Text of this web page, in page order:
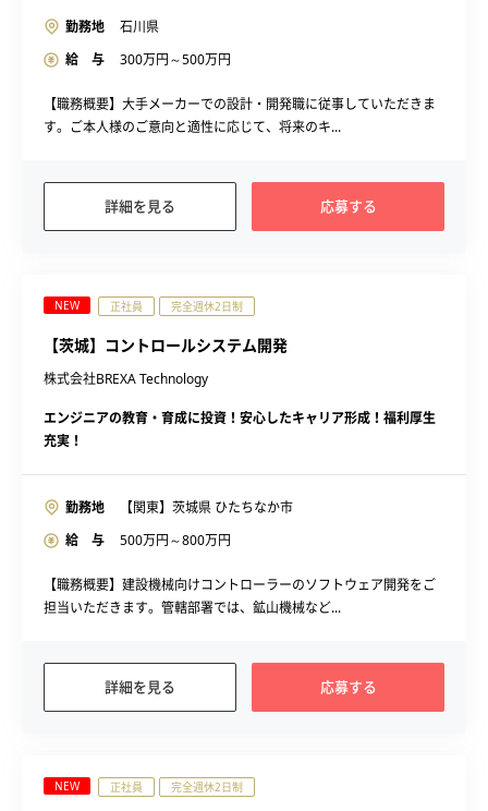
勤務地
石川県
給 与
300万円～500万円
【職務概要】大手メーカーでの設計・開発職に従事していただきま
す。ご本人様のご意向と適性に応じて、将来のキ...
詳細を見る 応募する
NEW 正社員 完全週休2日制
【茨城】コントロールシステム開発
株式会社BREXA Technology
エンジニアの教育・育成に投資！安心したキャリア形成！福利厚生
充実！
勤務地
【関東】茨城県 ひたちなか市
給 与
500万円～800万円
【職務概要】建設機械向けコントローラーのソフトウェア開発をご
担当いただきます。管轄部署では、鉱山機械など...
詳細を見る 応募する
NEW 正社員 完全週休2日制